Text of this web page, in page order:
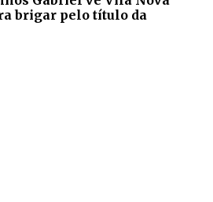
brigar pelo título da